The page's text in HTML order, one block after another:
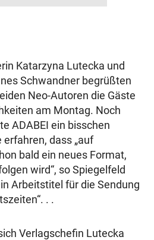
Katarzyna Lutecka und
Schwandner begrüßten
Neo-Autoren die Gäste
am Montag. Noch
ADABEI ein bisschen
dass „auf
bald ein neues Format,
wird“, so Spiegelfeld
Arbeitstitel für die Sendung
. .
Verlagschefin Lutecka